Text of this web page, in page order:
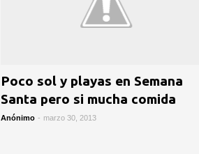
Poco sol y playas en Semana
Santa pero si mucha comida
Anónimo - marzo 30, 2013